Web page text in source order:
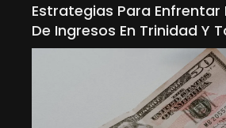
Estrategias Para Enfrentar
De Ingresos En Trinidad Y